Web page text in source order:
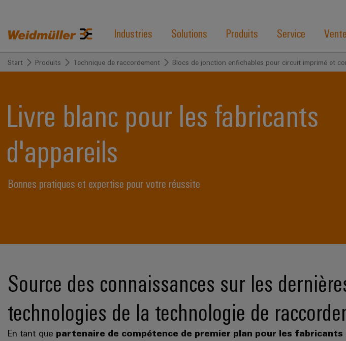
Industries Solutions Produits Service
Start Produits Technique de raccordement Blocs de jonction enfichables pour circuit imprimé et
Livre blanc pour les fabricants
d'appareils
Bonnes pratiques et expertise pour votre réussite
Source des connaissances sur les
technologies de la technologie de
En tant que partenaire de compétence de premier plan pour les fabricants